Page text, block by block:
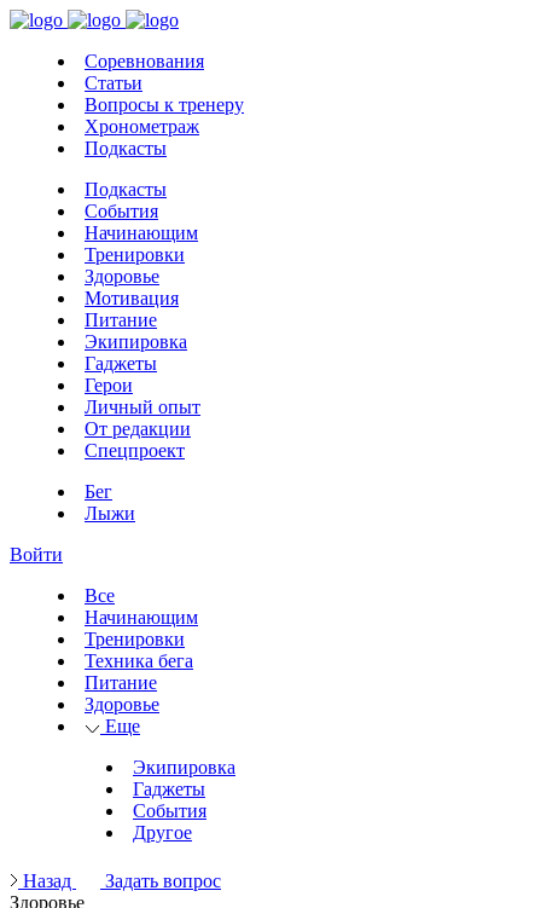
Соревнования
Статьи
Вопросы к тренеру
Хронометраж
Подкасты
Подкасты
События
Начинающим
Тренировки
Здоровье
Мотивация
Питание
Экипировка
Гаджеты
Герои
Личный опыт
От редакции
Спецпроект
Бег
Лыжи
Войти
Все
Начинающим
Тренировки
Техника бега
Питание
Здоровье
Еще
Экипировка
Гаджеты
События
Другое
Назад
Задать вопрос
Здоровье